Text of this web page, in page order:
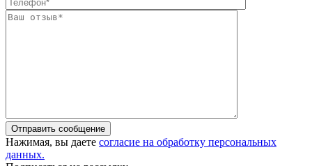
Отправить сообщение
Нажимая, вы даете согласие на обработку персональных
данных.